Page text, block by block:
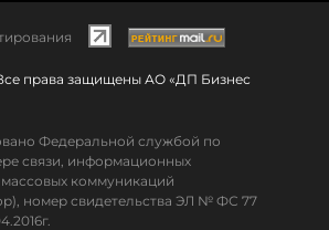
права защищены АО «ДП Бизнес
Федеральной службой по
связи, информационных
коммуникаций
номер свидетельства ЭЛ № ФС 77